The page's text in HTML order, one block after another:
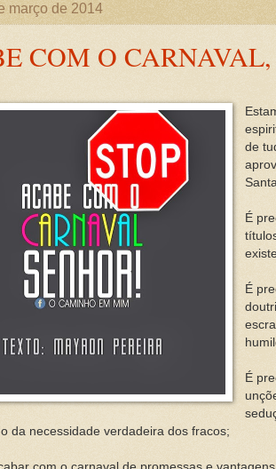
março de 2014
COM O
de
É
É
É
da necessidade verdadeira dos fracos;